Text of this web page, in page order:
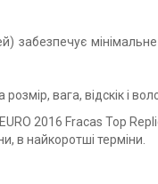
забезпечує
вага, відскік і
2016 Fracas Top
в найкоротші терміни.